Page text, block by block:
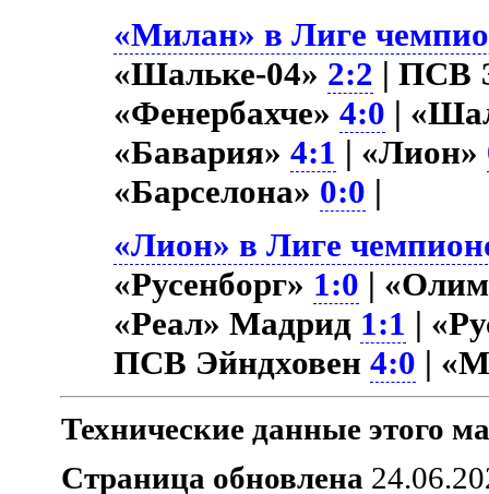
«Милан» в Лиге
«Шальке-04» 2:2 | ПСВ
«Фенербахче»4:0 |
«Бавария»4:1 | «Лион»
«Барселона» 0:0 |
«Лион» в Лиге
«Русенборг» 1:0 |
«Реал» Мадрид 1:1 |
ПСВ Эйндховен4:0 |
Технические данные этого
Страница обновлена